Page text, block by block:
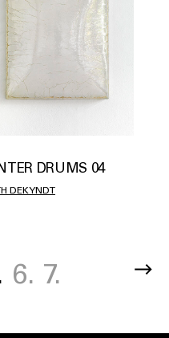
DRUMS 04
DEKYNDT
Page
6. Page
7.